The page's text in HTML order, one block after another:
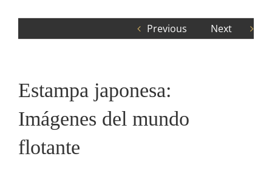
Previous Next
Estampa japonesa:
Imágenes del mundo
flotante